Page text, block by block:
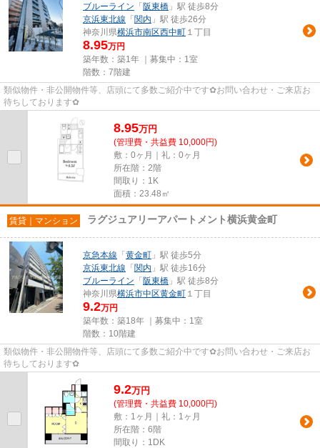
ブルーライン 「 阪東橋 」駅 徒歩8分
京浜東北線 「 関内 」駅 徒歩26分
神奈川県横浜市南区西中町 １丁目
8.95万円
築年数：築1年 ｜募集中： 1室
階数：7階建
類似物件・非公開物件等、店頭にて多数ご紹介中です✿お問い合わせ・ご来店お
待ちしております✿
8.95万円
(管理費・共益費 10,000円)
敷：0ヶ月｜礼：0ヶ月
所在階：2階
間取り：1K
面積：23.48㎡
賃貸｜マンション ラグジュアリーアパートメント横浜黄金町
京急本線 「 黄金町 」駅 徒歩5分
京浜東北線 「 関内 」駅 徒歩16分
ブルーライン 「 阪東橋 」駅 徒歩8分
神奈川県横浜市中区黄金町 １丁目
9.2万円
築年数：築18年 ｜募集中： 1室
階数：10階建
類似物件・非公開物件等、店頭にて多数ご紹介中です✿お問い合わせ・ご来店お
待ちしております✿
9.2万円
(管理費・共益費 10,000円)
敷：1ヶ月｜礼：1ヶ月
所在階：6階
間取り：1DK